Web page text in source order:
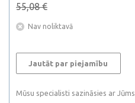
55,08 €
Nav noliktavā
Jautāt par piejamību
Mūsu specialisti sazināsies ar Jūms